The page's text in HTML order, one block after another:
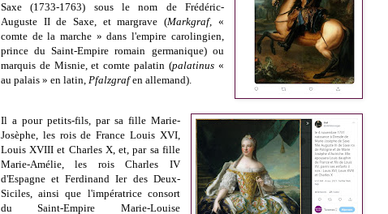
Saxe (1733-1763) sous le nom de Frédéric-
Auguste II de Saxe, et margrave (Markgraf, «
comte de la marche » dans l'empire carolingien,
prince du Saint-Empire romain germanique) ou
marquis de Misnie, et comte palatin (palatinus «
au palais » en latin, Pfalzgrafen allemand).
Il a pour petits-fils, par sa fille Marie-
Josèphe, les rois de France Louis XVI,
Louis XVIII et Charles X, et, par sa fille
Marie-Amélie, les rois Charles IV
d'Espagne et Ferdinand Ier des Deux-
Siciles, ainsi que l'impératrice consort
du Saint-Empire Marie-Louise